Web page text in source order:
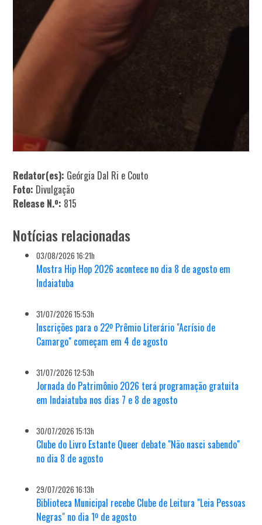
Redator(es): Geórgia Dal Ri e Couto
Foto: Divulgação
Release N.º: 815
Notícias relacionadas
03/08/2026 16:21h
Mostra Hip Hop 2026 acontece no dia 8 de agosto em
Indaiatuba
31/07/2026 15:53h
Inscrições para o 22º Prêmio Literário "Acrísio de
Camargo" começam em 4 de agosto
31/07/2026 12:53h
Jornada do Patrimônio 2026 terá programação gratuita
em Indaiatuba nos dias 7 e 8 de agosto
30/07/2026 15:13h
Clube do Livro Estante Queer debate "Não nasci sabendo"
no dia 8 de agosto
29/07/2026 16:13h
Biblioteca Municipal recebe Clube de Leitura "Leia Pessoas
Negras" no dia 1º de agosto